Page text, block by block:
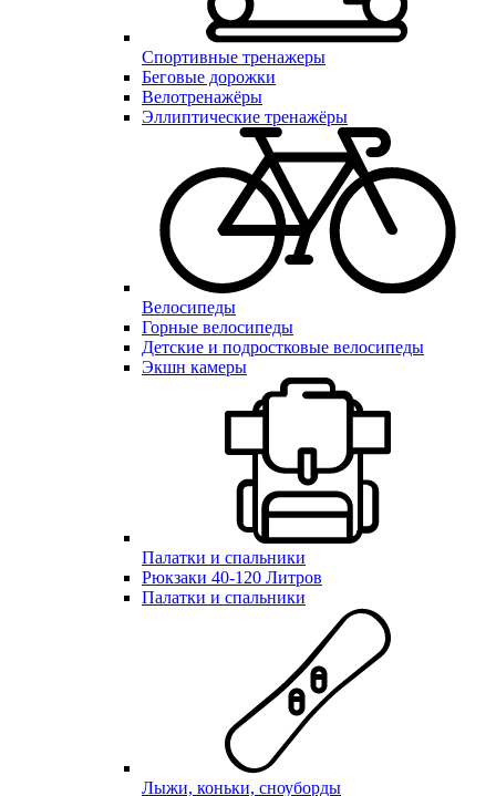
Спортивные тренажеры
Беговые дорожки
Велотренажёры
Эллиптические тренажёры
Велосипеды
Горные велосипеды
Детские и подростковые велосипеды
Экшн камеры
Палатки и спальники
Рюкзаки 40-120 Литров
Палатки и спальники
Лыжи, коньки, сноуборды